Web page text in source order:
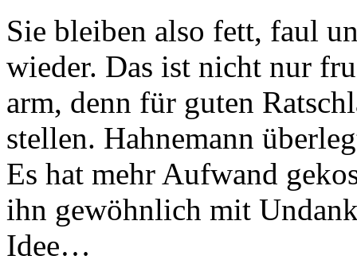
Sie bleiben also fett, faul
wieder. Das ist nicht nur
arm, denn für guten
stellen. Hahnemann
Es hat mehr Aufwand
ihn gewöhnlich mit
Idee…